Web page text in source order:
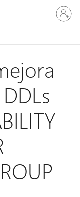
Iniciar
sesión
en
cuenta